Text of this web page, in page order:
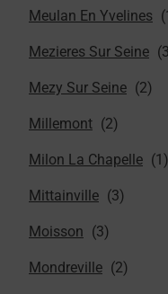
Meulan En Yvelines
Mezieres Sur Seine
Mezy Sur Seine
Millemont
Milon La Chapelle
Mittainville
Moisson
Mondreville